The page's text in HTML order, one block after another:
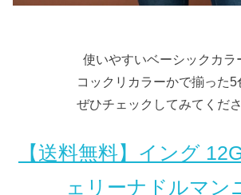
使いやすいベーシックカラ
コックリカラーかで揃った5
ぜひチェックしてみてくだ
【送料無料】イング
ェリーナドルマン